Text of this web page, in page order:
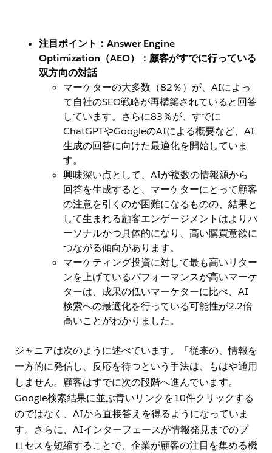
注目ポイント：Answer Engine
Optimization（AEO）：顧客がすでに行っている
双方向の対話
マーケターの大多数（82％）が、AIによっ
て自社のSEO戦略が再構築されていると回答
しています。さらに83％が、すでに
ChatGPTやGoogleのAIによる概要など、AI
生成の回答に向けた最適化を開始していま
す。
興味深い点として、AIが複数の情報源から
回答を生成すると、マーケターにとって顧客
の注意を引くのが困難になるものの、結果と
して生まれる顧客エンゲージメントはよりパ
ーソナルかつ具体的になり、高い購買意欲に
つながる傾向があります。
マーケティング投資に対して最も高いリター
ンを上げているパフォーマンスが高いマーケ
ターは、成果の低いマーケターに比べ、AI
検索への最適化を行っている可能性が2.2倍
高いことがわかりました。
ジャニアは次のように述べています。「従来の、情報を
一方的に発信し、反応を待つという手法は、もはや通用
しません。顧客はすでに次の段階へ進んでいます。
Google検索結果に並ぶ青いリンクを10件クリックする
のではなく、AIから直接答えを得るようになっていま
す。さらに、AIインターフェースが情報発見までのプ
ロセスを短縮することで、企業が顧客の注目を集める機